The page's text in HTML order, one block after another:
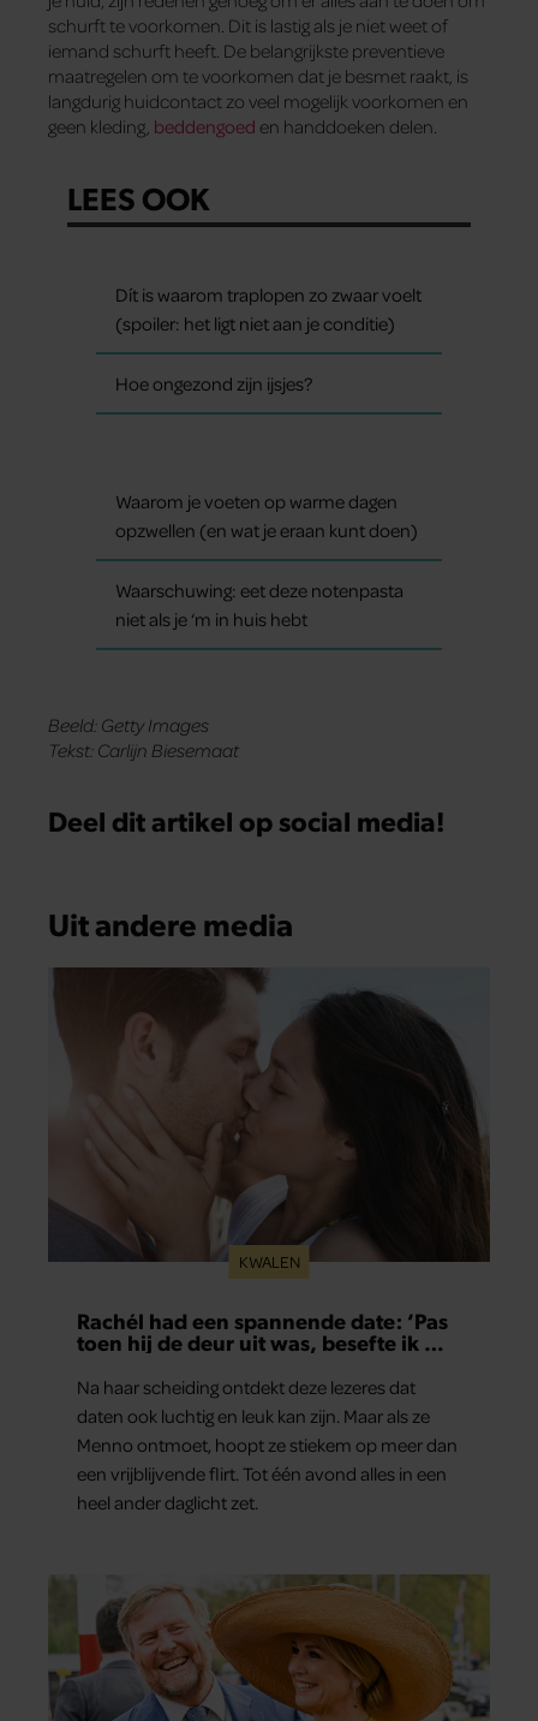
schurft te voorkomen. Dit is lastig als je niet weet of
iemand schurft heeft. De belangrijkste preventieve
maatregelen om te voorkomen dat je besmet raakt, is
langdurig huidcontact zo veel mogelijk voorkomen en
geen kleding, beddengoed en handdoeken delen.
LEES OOK
Dít is waarom traplopen zo zwaar voelt
(spoiler: het ligt niet aan je conditie)
Hoe ongezond zijn ijsjes?
Waarom je voeten op warme dagen
opzwellen (en wat je eraan kunt doen)
Waarschuwing: eet deze notenpasta
niet als je ‘m in huis hebt
Beeld: Getty Images
Tekst: Carlijn Biesemaat
Deel dit artikel op social media!
Uit andere media
KWALEN
Rachél had een spannende date: ‘Pas
toen hij de deur uit was, besefte ik wat
Na haar scheiding ontdekt deze lezeres dat
daten ook luchtig en leuk kan zijn. Maar als ze
Menno ontmoet, hoopt ze stiekem op meer dan
een vrijblijvende flirt. Tot één avond alles in een
heel ander daglicht zet.